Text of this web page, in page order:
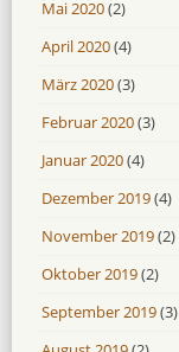
Mai 2020(2)
April 2020(4)
März 2020(3)
Februar 2020(3)
Januar 2020(4)
Dezember 2019(4)
November 2019(2)
Oktober 2019(2)
September 2019(3)